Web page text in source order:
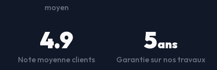
moyen
4.9
Note moyenne clients
5ans
Garantie sur nos travaux